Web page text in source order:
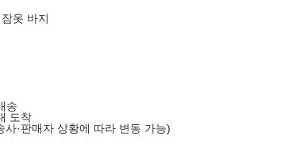
옷 바지
송
도착
사·판매자 상황에 따라 변동 가능)